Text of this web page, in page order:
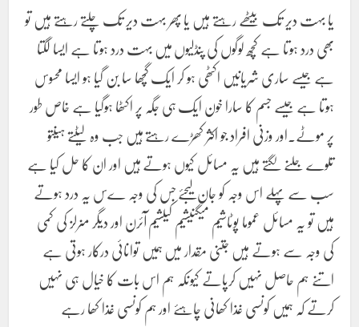
یا بہت دیر تک بیٹھے رہتے ہیں یا پھر بہت دیر تک چلتے رہتے ہیں تو
بھی درد ہوتا ہے کچھ لوگوں کی پنڈلیوں میں بہت درد ہوتا ہے ایسا لگتا
ہے جیسے ساری شریانیں اکٹھی ہو کر ایک گچھا سا بن گیا ہو ایسا محسوس
ہوتا ہے جیسے جسم کا سارا خون ایک ہی جگہ پر اکٹھا ہوگیا ہے خاص طور
پر موٹے.اور وزنی افراد جو اکثر کھڑے رہتے ہیں جب وہ لیٹتے ہیںتو
تلوے جلنے لگتے ہیں یہ مسائل کیوں ہوتے ہیں اور ان کا حل کیا ہے
سب سے پہلے اس وجہ کو جان لیجئے جس کی وجہ ےس یہ درد ہوتے
ہیں تو یہ مسائل عموما پوٹاشیم میگنیشیم کیلشیم آئرن اور دیگر منرلز کی کمی
کی وجہ سے ہوتے ہیں جتنی مقدار میں ہمیں توانائی درکار ہوتی ہے
اتنے ہم حاصل نہیں کرپاتے کیونکہ ہم اس بات کا خیال ہی نہیں
کرتے کہ ہمیں کونسی غذا کھانی چاہئے اور ہم کونسی غذا کھا رہے